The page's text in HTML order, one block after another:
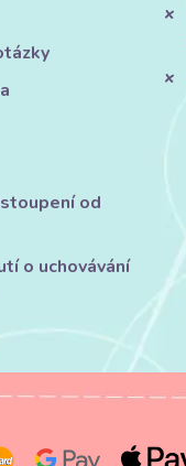
od
o uchovávání